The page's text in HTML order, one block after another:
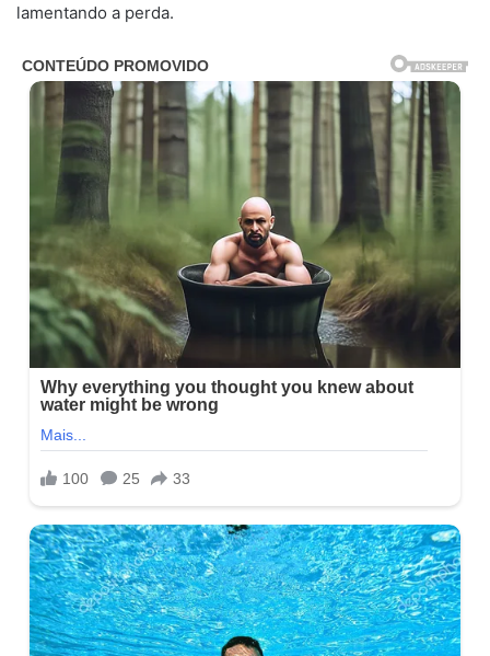
lamentando a perda.